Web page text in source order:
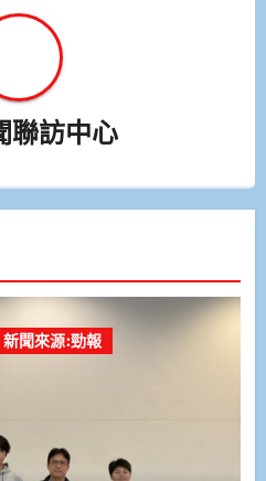
聯訪中心
新聞來源:勁報